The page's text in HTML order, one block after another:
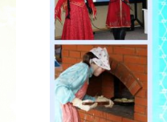
2022 ГОД